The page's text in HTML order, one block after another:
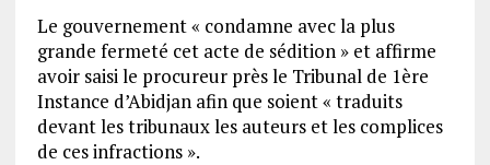
Le gouvernement « condamne avec la plus
grande fermeté cet acte de sédition » et affirme
avoir saisi le procureur près le Tribunal de 1ère
Instance d’Abidjan afin que soient « traduits
devant les tribunaux les auteurs et les complices
de ces infractions ».